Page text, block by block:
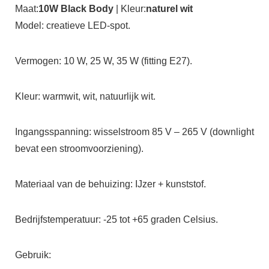
Maat:10W Black Body| Kleur:naturel wit
Model: creatieve LED-spot.
Vermogen: 10 W, 25 W, 35 W (fitting E27).
Kleur: warmwit, wit, natuurlijk wit.
Ingangsspanning: wisselstroom 85 V – 265 V (downlight
bevat een stroomvoorziening).
Materiaal van de behuizing: IJzer + kunststof.
Bedrijfstemperatuur: -25 tot +65 graden Celsius.
Gebruik: